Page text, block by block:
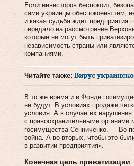
Если инвесторов беспокоит,
сами украинцы обеспокоены тем,
и какая судьба ждет предприятия
передало на рассмотрение
которые не могут быть
независимость страны или
компаниями.
Читайте также: Вирус
В то же время и в Фонде
не будут. В условиях продажи
условия. А в случае их
с правоохранительными
госимущества Сенниченко. — Во-
война. А во-вторых, чтобы это
в развитии предприятия».
Конечная цель приватизации